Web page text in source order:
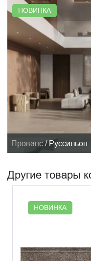
НОВИНКА
Прованс / Руссильон
Другие товары
НОВИНКА